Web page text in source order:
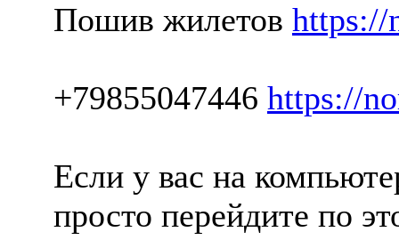
Пошив жилетов https://
+79855047446 https://
Если у вас на
просто перейдите по